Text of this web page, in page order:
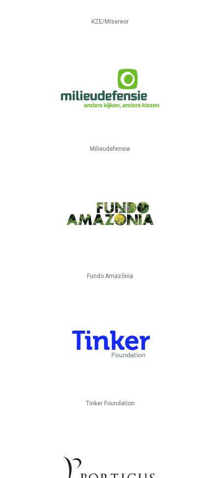
KZE/Misereor
Milieudefensie
Fundo Amazônia
Tinker Foundation